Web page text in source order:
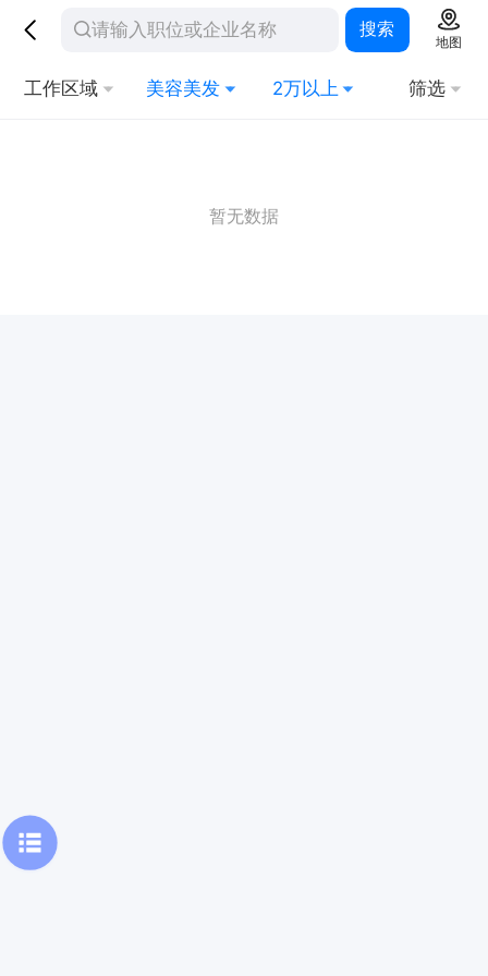
搜索
地图
工作区域 美容美发 2万以上 筛选
暂无数据